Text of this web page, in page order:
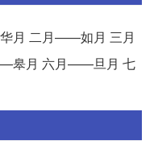
月 二月——如月 三月
月 六月——旦月 七